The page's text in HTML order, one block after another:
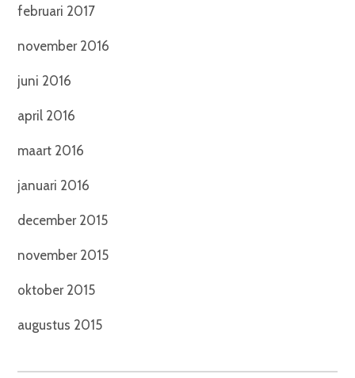
februari 2017
november 2016
juni 2016
april 2016
maart 2016
januari 2016
december 2015
november 2015
oktober 2015
augustus 2015